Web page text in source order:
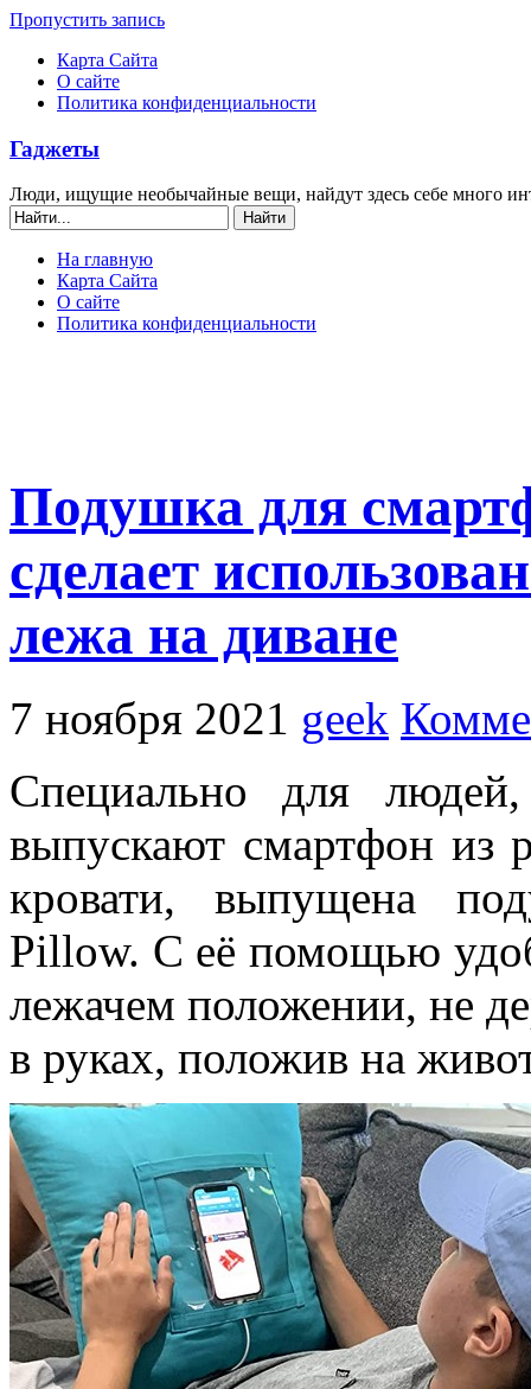
Пропустить запись
Карта Сайта
О сайте
Политика конфиденциальности
Гаджеты
Люди, ищущие необычайные вещи, найдут здесь себе много
На главную
Карта Сайта
О сайте
Политика конфиденциальности
Подушка для
сделает
лежа на диване
7 ноября 2021 geek
Специально для
выпускают смартфон из
кровати, выпущена
Pillow. С её помощью
лежачем положении, не
в руках, положив на